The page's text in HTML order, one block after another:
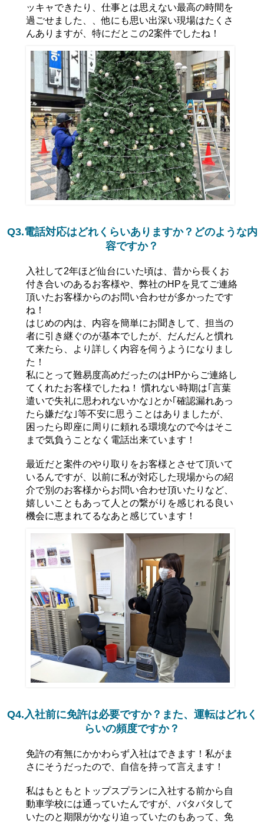
ッキャできたり、仕事とは思えない最高の時間を
過ごせました、、他にも思い出深い現場はたくさ
んありますが、特にだとこの2案件でしたね！
Q3.電話対応はどれくらいありますか？どのような内
容ですか？
入社して2年ほど仙台にいた頃は、昔から長くお
付き合いのあるお客様や、弊社のHPを見てご連絡
頂いたお客様からのお問い合わせが多かったです
ね！
はじめの内は、内容を簡単にお聞きして、担当の
者に引き継ぐのが基本でしたが、だんだんと慣れ
て来たら、より詳しく内容を伺うようになりまし
た！
私にとって難易度高めだったのはHPからご連絡し
てくれたお客様でしたね！ 慣れない時期は｢言葉
遣いで失礼に思われないかな｣とか｢確認漏れあっ
たら嫌だな｣等不安に思うことはありましたが、
困ったら即座に周りに頼れる環境なので今はそこ
まで気負うことなく電話出来ています！
最近だと案件のやり取りをお客様とさせて頂いて
いるんですが、以前に私が対応した現場からの紹
介で別のお客様からお問い合わせ頂いたりなど、
嬉しいこともあって人との繋がりを感じれる良い
機会に恵まれてるなあと感じています！
Q4.入社前に免許は必要ですか？また、運転はどれく
らいの頻度ですか？
免許の有無にかかわらず入社はできます！私がま
さにそうだったので、自信を持って言えます！
私はもともとトップスプランに入社する前から自
動車学校には通っていたんですが、バタバタして
いたのと期限がかなり迫っていたのもあって、免